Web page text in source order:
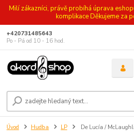
Milí zákazníci, právě probíhá úprava
komplikace Děkujeme za
+420731485643
Po - Pá od 10 - 16 hod.
Úvod Hudba LP De Lucía /